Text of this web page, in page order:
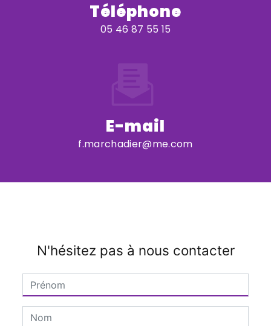
Téléphone
05 46 87 55 15
E-mail
f.marchadier@me.com
N'hésitez pas à nous contacter